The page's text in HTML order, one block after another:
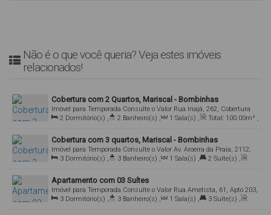
Não é o que você queria? Veja estes imóveis
relacionados!
Cobertura com 2 Quartos, Mariscal - Bombinhas
Consulte o Valor
Imóvel para Temporada
Rua Inajá, 262, Cobertura
203, 88215-000, Mariscal, Bombinhas, Santa Catarina, Brasil
2 Dormitório(s) , 2 Banheiro(s) , 1 Sala(s) , Total: 100.00m² ,
Cobertura com 3 quartos, Mariscal - Bombinhas
Consulte o Valor
Imóvel para Temporada
Av. Aroeira da Praia, 2112,
Cobertura 302, 88215-000, Mariscal, Bombinhas, Santa Catarina,
3 Dormitório(s) , 3 Banheiro(s) , 1 Sala(s) , 2 Suíte(s) ,
Apartamento com 03 Suítes
Consulte o Valor
Imóvel para Temporada
Rua Ametista, 61, Apto 203,
88215-000, Mariscal, Bombinhas, Santa Catarina, Brasil
3 Dormitório(s) , 3 Banheiro(s) , 1 Sala(s) , 3 Suíte(s) ,